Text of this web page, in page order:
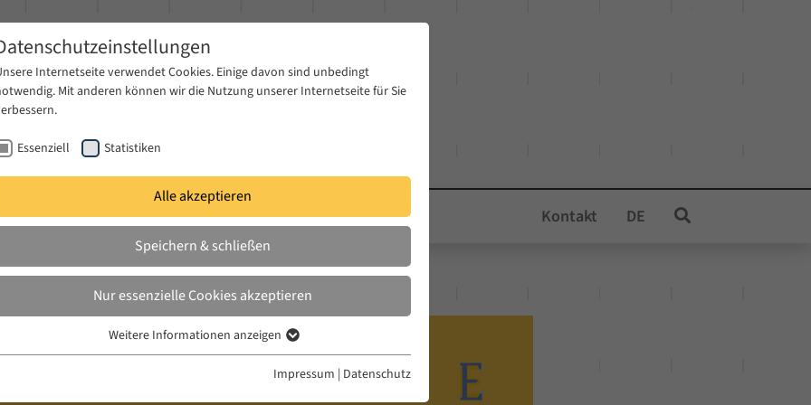
Publikationen Projekte News & Presse Kontakt DE
Internetseite verwendet Cookies. Einige davon sind unbedingt
Mit anderen können wir die Nutzung unserer Internetseite für Sie
Essenziell Statistiken
Alle akzeptieren
Speichern & schließen
Nur essenzielle Cookies akzeptieren
Essenzielle Cookies werden für grundlegende Funktionen der Webseite
Weitere Informationen anzeigen
Impressum | Datenschutz